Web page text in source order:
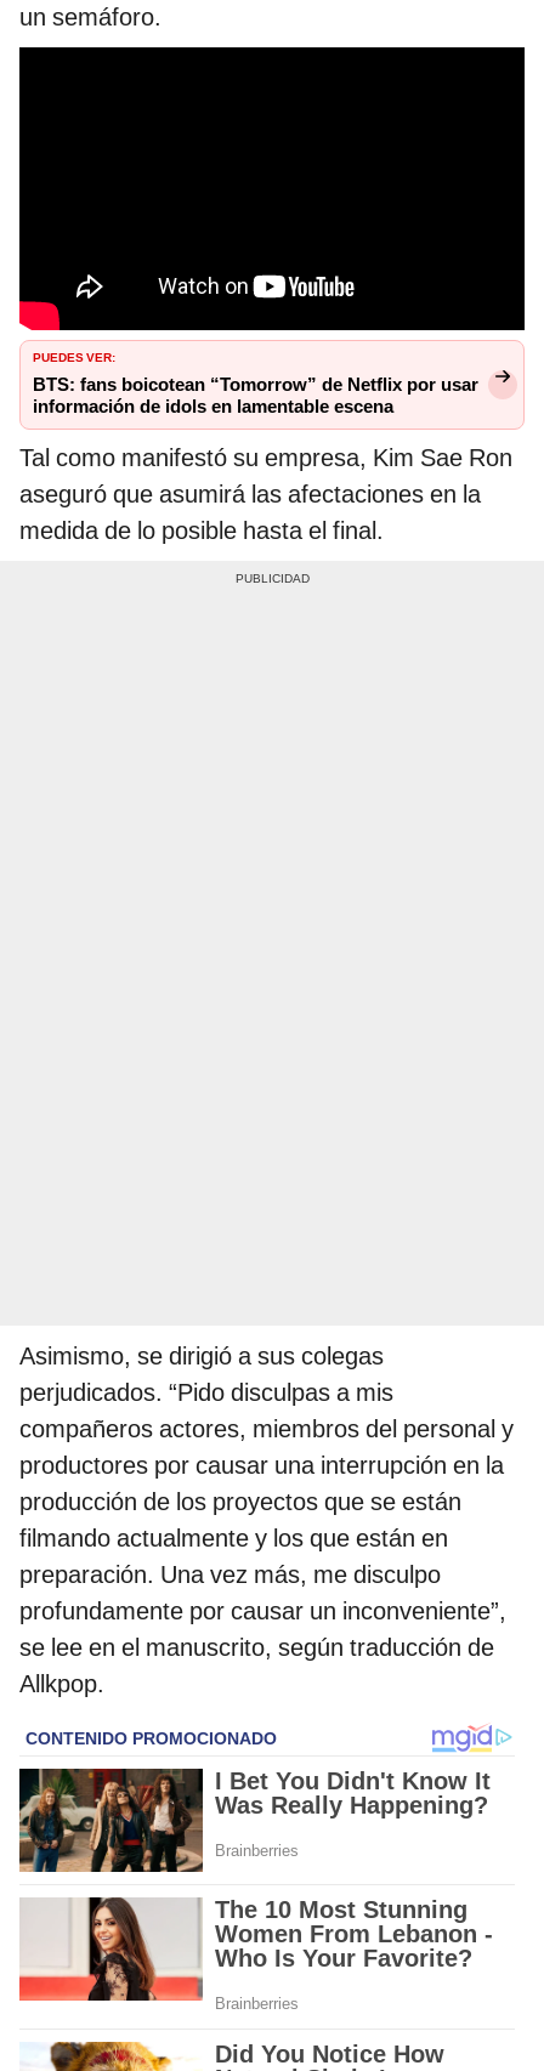
un semáforo.
PUEDES VER:
BTS: fans boicotean “Tomorrow” de Netflix por usar
información de idols en lamentable escena
Tal como manifestó su empresa, Kim Sae Ron
aseguró que asumirá las afectaciones en la
medida de lo posible hasta el final.
Asimismo, se dirigió a sus colegas
perjudicados. “Pido disculpas a mis
compañeros actores, miembros del personal y
productores por causar una interrupción en la
producción de los proyectos que se están
filmando actualmente y los que están en
preparación. Una vez más, me disculpo
profundamente por causar un inconveniente”,
se lee en el manuscrito, según traducción de
Allkpop.